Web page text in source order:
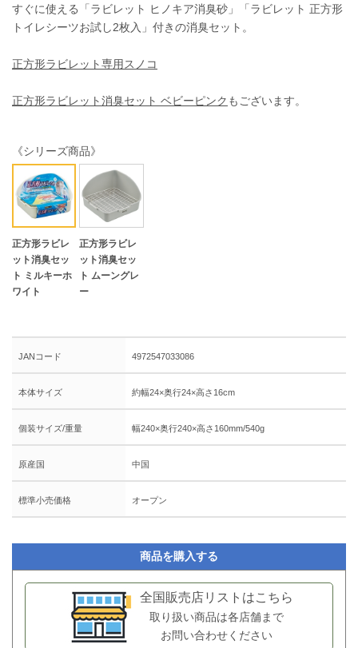
すぐに使える「ラビレット ヒノキア消臭砂」「ラビレット 正方形
トイレシーツお試し2枚入」付きの消臭セット。
正方形ラビレット専用スノコ
正方形ラビレット消臭セット ベビーピンク もございます。
《シリーズ商品》
正方形ラビレ
ット消臭セッ
ト ミルキーホ
ワイト
正方形ラビレ
ット消臭セッ
ト ムーングレ
ー
JANコード 4972547033086
本体サイズ 約幅24×奥行24×高さ16cm
個装サイズ/重量 幅240×奥行240×高さ160mm/540g
原産国 中国
標準小売価格 オープン
商品を購入する
全国販売店リストはこちら
取り扱い商品は各店舗まで
お問い合わせください